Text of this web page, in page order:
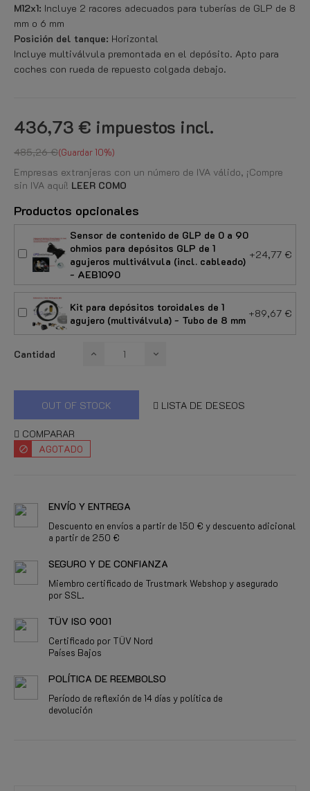
M12x1: Incluye 2 racores adecuados para tuberías de GLP de 8
mm o 6 mm
Posición del tanque: Horizontal
Incluye multiválvula premontada en el depósito. Apto para
coches con rueda de repuesto colgada debajo.
436,73 € impuestos incl.
485,26 € Guardar 10%
Empresas extranjeras con un número de IVA válido, ¡Compre
sin IVA aquí! LEER COMO
Productos opcionales
Sensor de contenido de GLP de 0 a 90
ohmios para depósitos GLP de 1
agujeros multiválvula (incl. cableado)
- AEB1090
+24,77 €
Kit para depósitos toroidales de 1
agujero (multiválvula) - Tubo de 8 mm
+89,67 €
Cantidad
OUT OF STOCK LISTA DE DESEOS
COMPARAR
AGOTADO
ENVÍO Y ENTREGA
Descuento en envíos a partir de 150 € y descuento adicional
a partir de 250 €
SEGURO Y DE CONFIANZA
Miembro certificado de Trustmark Webshop y asegurado
por SSL.
TÜV ISO 9001
Certificado por TÜV Nord
Países Bajos
POLÍTICA DE REEMBOLSO
Período de reflexión de 14 días y política de
devolución